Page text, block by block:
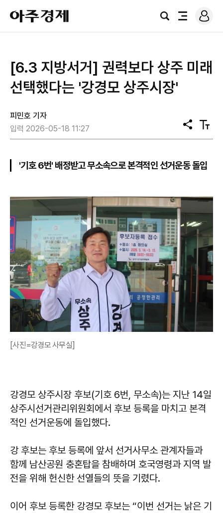
아
주
경
검
전
로
그
[6.3 지방서거] 권력보다 상주 미래
선택했다는 '강경모 상주시장'
피민호 기자
입력 2026-05-18 11:27
공
유
텍
스
기
'기호 6번' 배정받고 무소속으로 본격적인 선거운동 돌입
[사진=강경모 사무실]
강경모 상주시장 후보(기호 6번, 무소속)는 지난 14일
상주시선거관리위원회에서 후보 등록을 마치고 본격
적인 선거운동에 돌입했다.
강 후보는 후보 등록에 앞서 선거사무소 관계자들과
함께 남산공원 충혼탑을 참배하며 호국영령과 지역 발
전을 위해 헌신한 선열들의 뜻을 기렸다.
이어 후보 등록한강경모 후보는 “이번 선거는 낡은 기